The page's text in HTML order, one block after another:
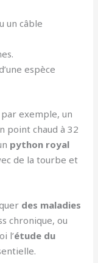
un câble
espèce
exemple, un
point chaud à 32
python royal
de la tourbe et
des maladies
chronique, ou
l’étude du